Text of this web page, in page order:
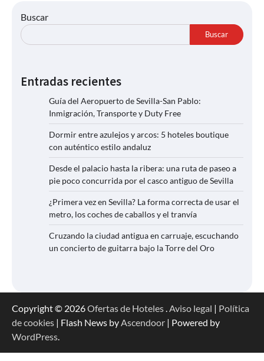
Buscar
Buscar
Entradas recientes
Guía del Aeropuerto de Sevilla-San Pablo:
Inmigración, Transporte y Duty Free
Dormir entre azulejos y arcos: 5 hoteles boutique
con auténtico estilo andaluz
Desde el palacio hasta la ribera: una ruta de paseo a
pie poco concurrida por el casco antiguo de Sevilla
¿Primera vez en Sevilla? La forma correcta de usar el
metro, los coches de caballos y el tranvía
Cruzando la ciudad antigua en carruaje, escuchando
un concierto de guitarra bajo la Torre del Oro
Copyright © 2026Ofertas de Hoteles.Aviso legal | Política
de cookies | Flash News byAscendoor | Powered by
WordPress.